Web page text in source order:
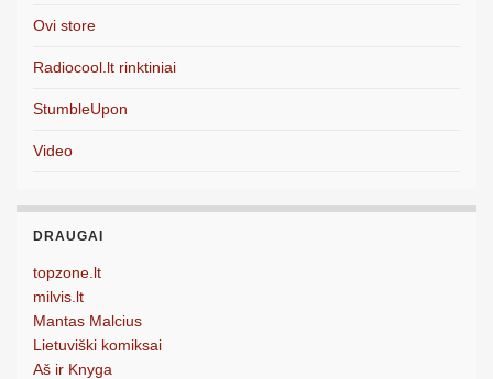
Ovi store
Radiocool.lt rinktiniai
StumbleUpon
Video
DRAUGAI
topzone.lt
milvis.lt
Mantas Malcius
Lietuviški komiksai
Aš ir Knyga